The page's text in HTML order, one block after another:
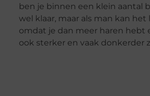
ben je binnen een klein aantal
wel klaar, maar als man kan het
omdat je dan meer haren hebt
ook sterker en vaak donkerder